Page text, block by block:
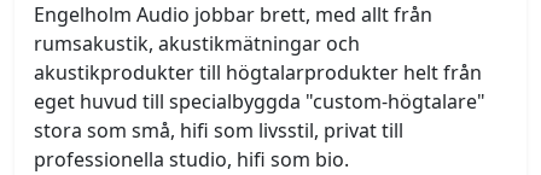
Engelholm Audio jobbar brett, med allt från
rumsakustik, akustikmätningar och
akustikprodukter till högtalarprodukter helt från
eget huvud till specialbyggda "custom-högtalare"
stora som små, hifi som livsstil, privat till
professionella studio, hifi som bio.